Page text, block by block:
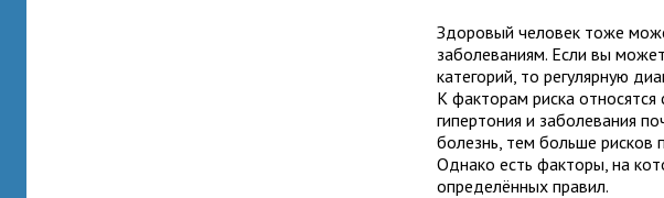
Здоровый человек тоже
заболеваниям. Если вы
категорий, то регулярную
К факторам риска
гипертония и заболевания
болезнь, тем больше рисков
Однако есть факторы, на
определённых правил.